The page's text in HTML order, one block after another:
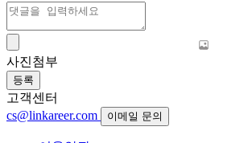
사진첨부
등록
고객센터
cs@linkareer.com
이메일 문의